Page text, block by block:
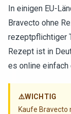
In einigen EU-
Bravecto ohne
rezeptpflichtiger
Rezept ist in
es online einfach
⚠️WICHTIG
Kaufe Bravecto